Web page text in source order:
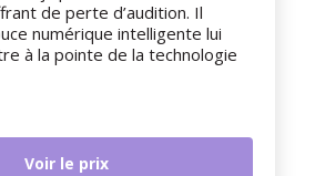
de perte d’audition. Il
numérique intelligente lui
à la pointe de la technologie
Voir le prix